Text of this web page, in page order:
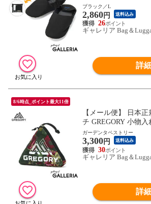
み 収納袋 洗濯可 ル
入学式 卒業式 オフィ
スリッパ NT012-001-
ブラック／L
2,860円 送料込み
26
ギャレリア Bag＆
詳
8/6時点_ポイント最大11倍
【メール便】 日本
チ GREGORY 小物入
アングルポーチ 小銭
ーチ アウトドア メン
ガーデンタペストリー
3,300円 送料込み
30
ギャレリア Bag＆
詳